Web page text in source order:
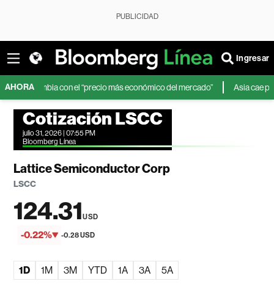
PUBLICIDAD
Ingresar
AHORAcon el “precio más económico del mercado” Asia cae por
Cotización LSCC
julio 31, 2026 | 07:55 PM
Bloomberg Línea
Lattice Semiconductor Corp
LSCC
124.31USD
-0.22% -0.28 USD
1D 1M 3M YTD 1A 3A 5A